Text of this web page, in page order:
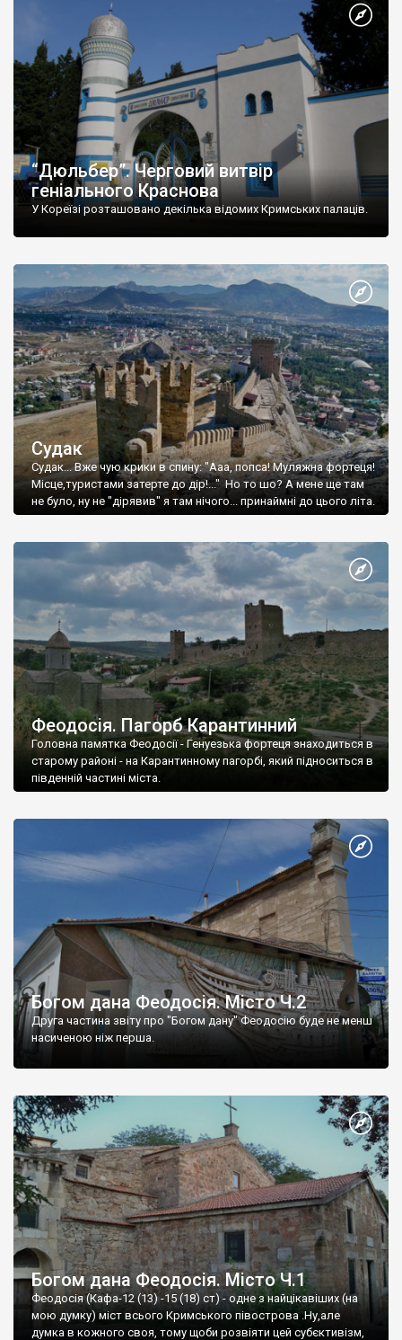
“Дюльбер”. Черговий витвір
геніального Краснова
У Кореїзі розташовано декілька відомих Кримських палаців.
Судак
Судак... Вже чую крики в спину: "Ааа, попса! Муляжна фортеця!
Місце,туристами затерте до дір!..." Но то шо? А мене ще там
не було, ну не "дірявив" я там нічого... принаймні до цього літа.
Феодосія. Пагорб Карантинний
Головна памятка Феодосії - Генуезька фортеця знаходиться в
старому районі - на Карантинному пагорбі, який підноситься в
південній частині міста.
Богом дана Феодосія. Місто Ч.2
Друга частина звіту про "Богом дану" Феодосію буде не менш
насиченою ніж перша.
Богом дана Феодосія. Місто Ч.1
Феодосія (Кафа-12 (13) -15 (18) ст) - одне з найцікавіших (на
мою думку) міст всього Кримського півострова .Ну,але
думка в кожного своя, тому щоби розвіяти цей субєктивізм,